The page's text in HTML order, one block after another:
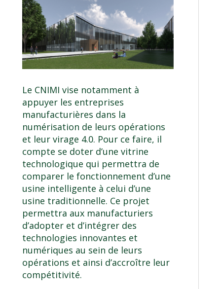
Le CNIMI vise notamment à
appuyer les entreprises
manufacturières dans la
numérisation de leurs opérations
et leur virage 4.0. Pour ce faire, il
compte se doter d’une vitrine
technologique qui permettra de
comparer le fonctionnement d’une
usine intelligente à celui d’une
usine traditionnelle. Ce projet
permettra aux manufacturiers
d’adopter et d’intégrer des
technologies innovantes et
numériques au sein de leurs
opérations et ainsi d’accroître leur
compétitivité.